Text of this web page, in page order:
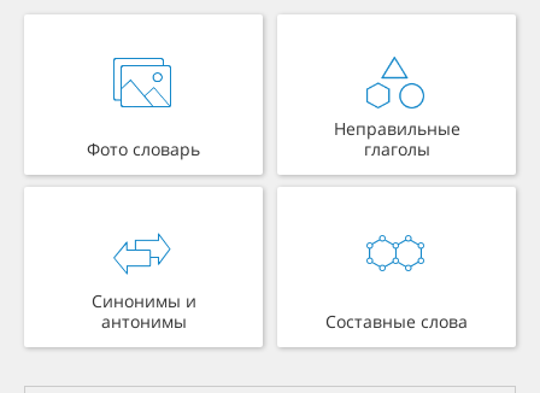
Фото словарь
Неправильные
глаголы
Синонимы и
антонимы
Составные слова